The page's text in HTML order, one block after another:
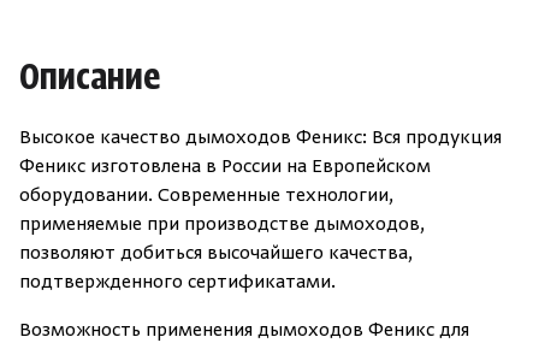
Описание
Высокое качество дымоходов Феникс: Вся продукция
Феникс изготовлена в России на Европейском
оборудовании. Современные технологии,
применяемые при производстве дымоходов,
позволяют добиться высочайшего качества,
подтвержденного сертификатами.
Возможность применения дымоходов Феникс для